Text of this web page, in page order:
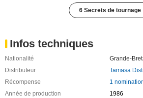
6 Secrets de tournage
Infos techniques
Nationalité
Grande-
Distributeur
Tamasa
Récompense
1
Année de production
1986